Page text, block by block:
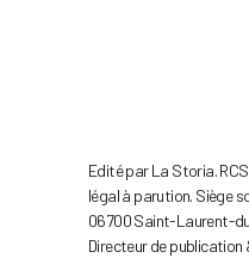
Edité par La Storia.
légal à parution. Siège
06700 Saint-Laurent-
Directeur de publication